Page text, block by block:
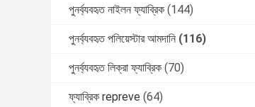
পুনর্ব্যবহৃত নাইলন ফ্যাব্রিক (144)
পুনর্ব্যবহৃত পলিয়েস্টার আমদানি (116)
পুনর্ব্যবহৃত লিক্রা ফ্যাব্রিক (70)
ফ্যাব্রিক repreve (64)